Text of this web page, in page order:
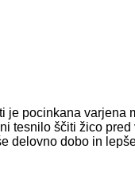
pocinkana varjena
tesnilo ščiti žico
delovno dobo in